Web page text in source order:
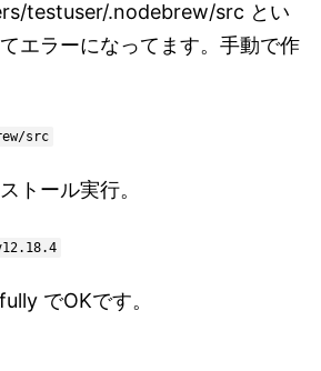
testuser/.nodebrew/src とい
エラーになってます。手動で作
src
トール実行。
でOKです。